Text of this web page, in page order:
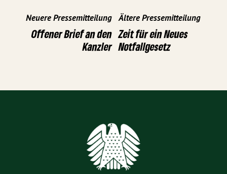
Neuere Pressemitteilung
Offener Brief an den
Kanzler
Ältere Pressemitteilung
Zeit für ein Neues
Notfallgesetz